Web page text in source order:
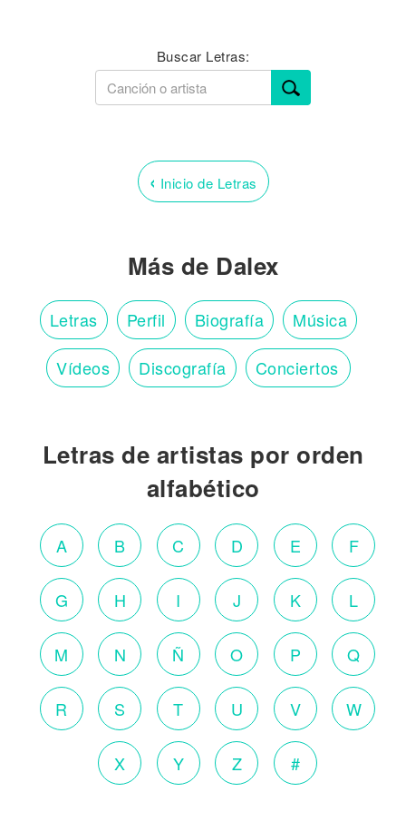
Buscar Letras:
‹ Inicio de Letras
Más de Dalex
Letras Perfil Biografía Música
Vídeos Discografía Conciertos
Letras de artistas por orden
alfabético
A B C D E F
G H I J K L
M N Ñ O P Q
R S T U V W
X Y Z #